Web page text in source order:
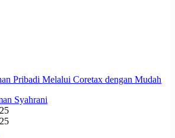
Pribadi Melalui Coretax dengan Mudah
Syahrani